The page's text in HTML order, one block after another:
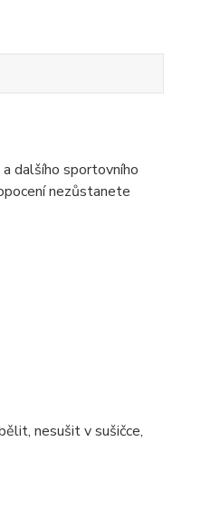
dalšího sportovního
nezůstanete
nesušit v sušičce,